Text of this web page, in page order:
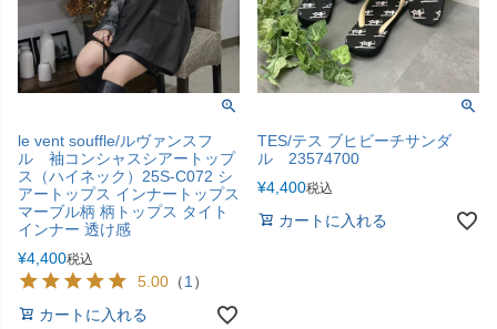
le vent souffle/ルヴァンスフ
ル 袖コンシャスシアートップ
ス（ハイネック）25S-C072 シ
アートップス インナートップス
マーブル柄 柄トップス タイト
インナー 透け感
¥4,400税込
5.00 （1 ）
カートに入れる
TES/テス ブヒビーチサンダ
ル 23574700
¥4,400税込
カートに入れる